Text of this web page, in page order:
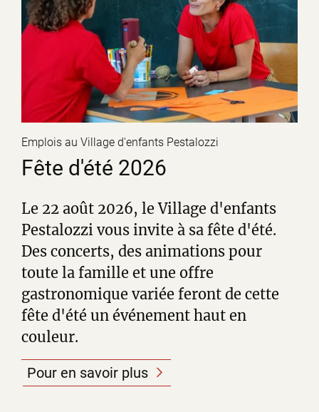
Emplois au Village d'enfants Pestalozzi
Fête d'été 2026
Le 22 août 2026, le Village d'enfants
Pestalozzi vous invite à sa fête d'été.
Des concerts, des animations pour
toute la famille et une offre
gastronomique variée feront de cette
fête d'été un événement haut en
couleur.
Pour en savoir plus